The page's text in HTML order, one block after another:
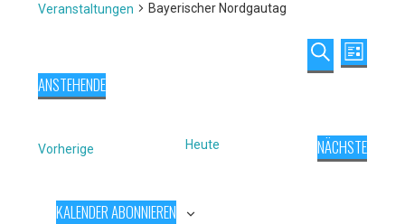
ARCHIV
Veranstaltungen Bayerischer Nordgautag
Suche
Navigation
SUCHE
LISTE
Veranstaltungen
ANSTEHENDE
VorherigeVeranstaltungenHeute
NÄCHSTE
KALENDER ABONNIEREN